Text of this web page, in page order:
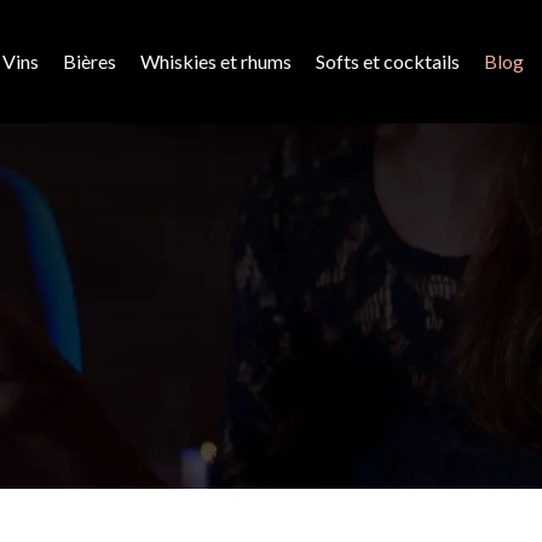
Vins Bières Whiskies et rhums Softs et cocktails Blog